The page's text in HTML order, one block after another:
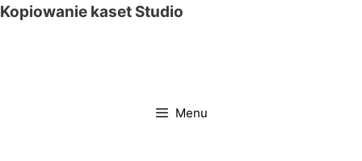
Kopiowanie kaset Studio
Menu